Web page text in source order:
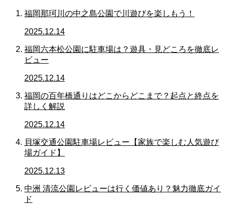
福岡那珂川の中之島公園で川遊びを楽しもう！
2025.12.14
福岡六本松公園に駐車場は？遊具・見どころを徹底レ
ビュー
2025.12.14
福岡の百年橋通りはどこからどこまで？起点と終点を
詳しく解説
2025.12.14
貝塚交通公園駐車場レビュー【家族で楽しむ人気遊び
場ガイド】
2025.12.13
中洲 清流公園レビューは行く価値あり？魅力徹底ガイ
ド